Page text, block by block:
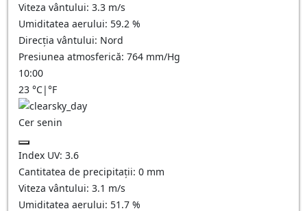
Viteza vântului: 3.3 m/s
Umiditatea aerului: 59.2 %
Direcția vântului: Nord
Presiunea atmosferică: 764 mm/Hg
10:00
23 °C|°F
Cer senin
Index UV: 3.6
Cantitatea de precipitații: 0 mm
Viteza vântului: 3.1 m/s
Umiditatea aerului: 51.7 %